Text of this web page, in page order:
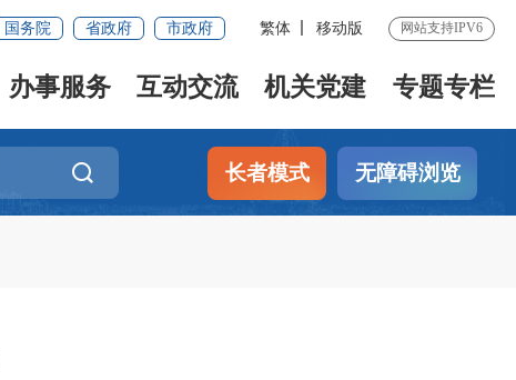
国务院 省政府 市政府 繁体 移动版 网站支持IPV6
办事服务 互动交流 机关党建 专题专栏
长者模式 无障碍浏览